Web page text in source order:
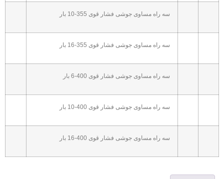
سه راه مساوی جوشی فشار قوی 355-10 بار
سه راه مساوی جوشی فشار قوی 355-16 بار
سه راه مساوی جوشی فشار قوی 400-6 بار
سه راه مساوی جوشی فشار قوی 400-10 بار
سه راه مساوی جوشی فشار قوی 400-16 بار